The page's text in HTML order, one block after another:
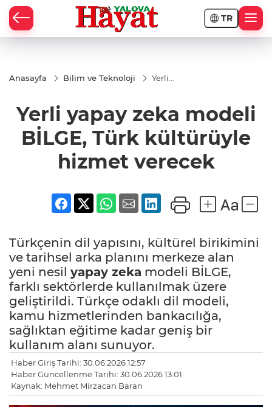
TR
Anasayfa Bilim ve Teknoloji
Yerli
modeli
BİLGE,
kültürüyle
hizmet
verecek
Yerli yapay zeka modeli
BİLGE, Türk kültürüyle
hizmet verecek
Türkçenin dil yapısını, kültürel birikimini
ve tarihsel arka planını merkeze alan
yeni nesil yapay zeka modeli BİLGE,
farklı sektörlerde kullanılmak üzere
geliştirildi. Türkçe odaklı dil modeli,
kamu hizmetlerinden bankacılığa,
sağlıktan eğitime kadar geniş bir
kullanım alanı sunuyor.
Haber Giriş Tarihi: 30.06.2026 12:57
Haber Güncellenme Tarihi: 30.06.2026 13:01
Kaynak: Mehmet Mirzacan Baran